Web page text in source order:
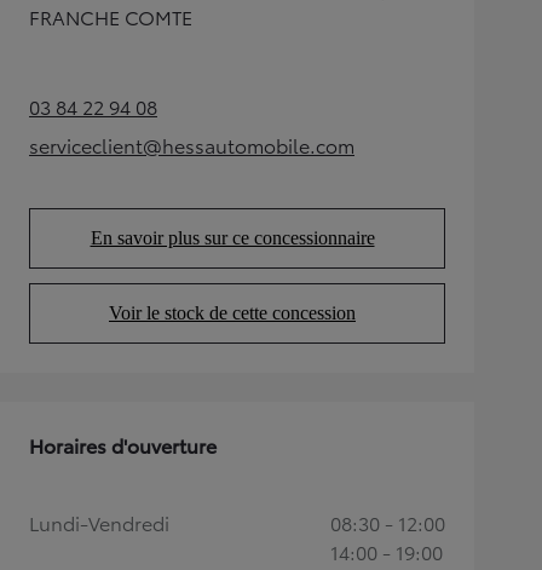
FRANCHE COMTE
03 84 22 94 08(Opens in new tab)
serviceclient@hessautomobile.com
(Opens in new tab)
En savoir plus sur ce concessionnaire
(Opens in new tab)
Voir le stock de cette concession
(Opens in new tab)
Horaires d'ouverture
Lundi-Vendredi
08:30 - 12:00
14:00 - 19:00